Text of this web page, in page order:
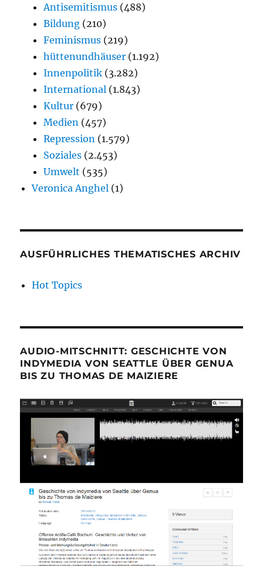
Antisemitismus (488)
Bildung (210)
Feminismus (219)
hüttenundhäuser (1.192)
Innenpolitik (3.282)
International (1.843)
Kultur (679)
Medien (457)
Repression (1.579)
Soziales (2.453)
Umwelt (535)
Veronica Anghel (1)
AUSFÜHRLICHES THEMATISCHES ARCHIV
Hot Topics
AUDIO-MITSCHNITT: GESCHICHTE VON
INDYMEDIA VON SEATTLE ÜBER GENUA
BIS ZU THOMAS DE MAIZIERE